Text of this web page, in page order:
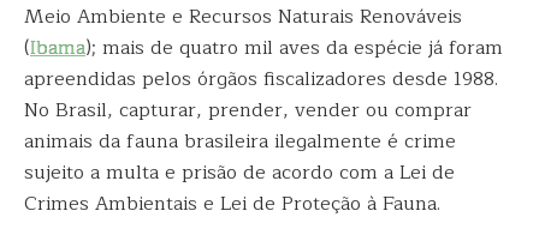
Meio Ambiente e Recursos Naturais Renováveis
(Ibama); mais de quatro mil aves da espécie já foram
apreendidas pelos órgãos fiscalizadores desde 1988.
No Brasil, capturar, prender, vender ou comprar
animais da fauna brasileira ilegalmente é crime
sujeito a multa e prisão de acordo com a Lei de
Crimes Ambientais e Lei de Proteção à Fauna.